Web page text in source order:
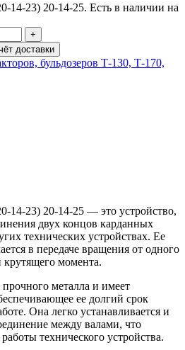
14-23) 20-14-25. Есть в наличии на
доставки
бульдозеров Т-130, Т-170,
14-23) 20-14-25 — это устройство,
двух концов карданных
технических устройствах. Ее
в передаче вращения от одного
крутящего момента.
металла и имеет
ее долгий срок
Она легко устанавливается и
между валами, что
технического устройства.